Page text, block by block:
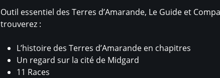
Outil essentiel des Terres d’Amarande, Le Guide et
trouverez :
L’histoire des Terres d’Amarande en chapitres
Un regard sur la cité de Midgard
11 Races